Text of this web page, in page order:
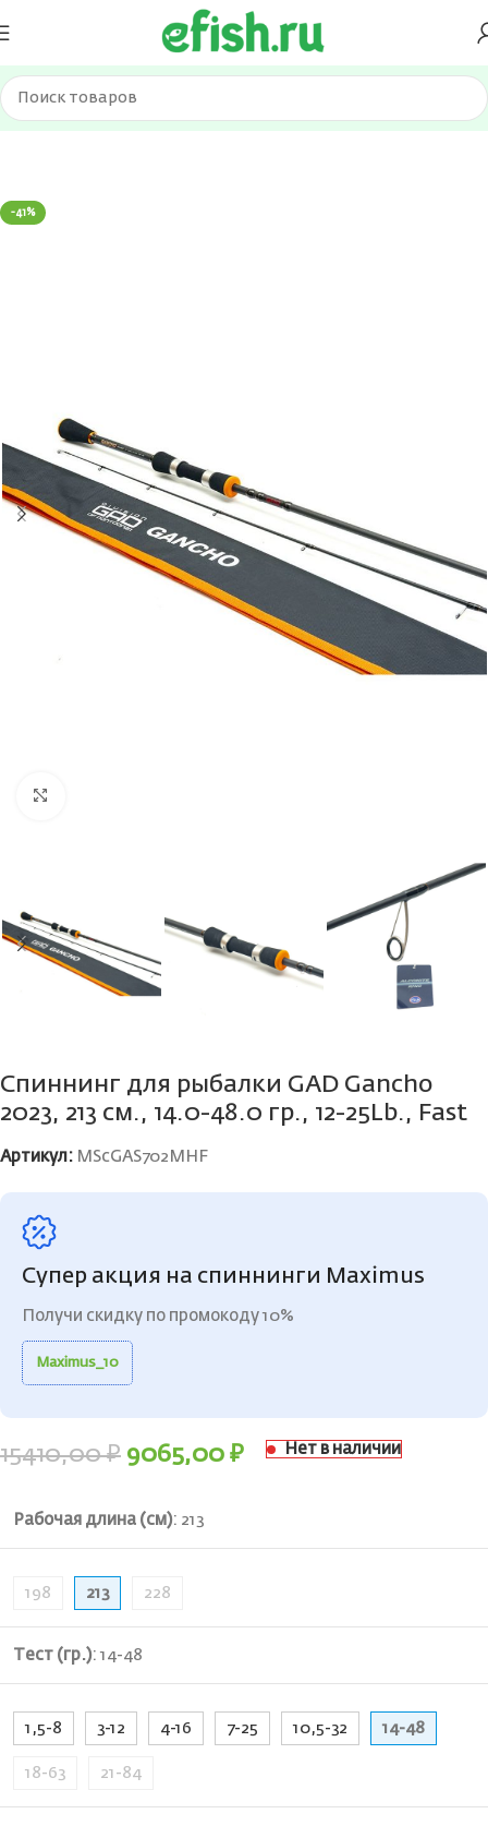
Главная Удилища Спиннинги
-41%
Спиннинг для рыбалки GAD Gancho
2023, 213 см., 14.0-48.0 гр., 12-25Lb., Fast
Артикул: MScGAS702MHF
Супер акция на спиннинги Maximus
Получи скидку по промокоду 10%
Maximus_10
15410,00₽ 9065,00 ₽ Нет в наличии
Рабочая длина (см): 213
198 213 228
Тест (гр.): 14-48
1,5-8 3-12 4-16 7-25 10,5-32 14-48
18-63 21-84